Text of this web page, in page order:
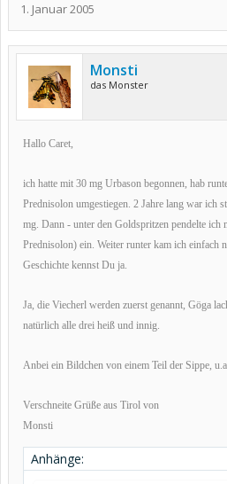
1. Januar 2005
Monsti
das Monster
Hallo Caret,
ich hatte mit 30 mg Urbason begonnen, hab
Prednisolon umgestiegen. 2 Jahre lang war ich
mg. Dann - unter den Goldspritzen pendelte ich
Prednisolon) ein. Weiter runter kam ich einfach
Geschichte kennst Du ja.
Ja, die Viecherl werden zuerst genannt, Göga
natürlich alle drei heiß und innig.
Anbei ein Bildchen von einem Teil der Sippe,
Verschneite Grüße aus Tirol von
Monsti
Anhänge: